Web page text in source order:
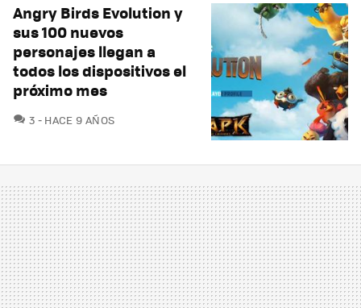
Angry Birds Evolution y
sus 100 nuevos
personajes llegan a
todos los dispositivos el
próximo mes
3 COMENTARIOS
HACE 9 AÑOS